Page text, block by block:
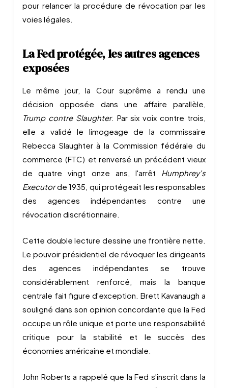
pour relancer la procédure de révocation par les
voies légales.
La Fed protégée, les autres agences
exposées
Le même jour, la Cour suprême a rendu une
décision opposée dans une affaire parallèle,
Trump contre Slaughter. Par six voix contre trois,
elle a validé le limogeage de la commissaire
Rebecca Slaughter à la Commission fédérale du
commerce (FTC) et renversé un précédent vieux
de quatre vingt onze ans, l'arrêt Humphrey's
Executorde 1935, qui protégeait les responsables
des agences indépendantes contre une
révocation discrétionnaire.
Cette double lecture dessine une frontière nette.
Le pouvoir présidentiel de révoquer les dirigeants
des agences indépendantes se trouve
considérablement renforcé, mais la banque
centrale fait figure d'exception. Brett Kavanaugh a
souligné dans son opinion concordante que la Fed
occupe un rôle unique et porte une responsabilité
critique pour la stabilité et le succès des
économies américaine et mondiale.
John Roberts a rappelé que la Fed s'inscrit dans la